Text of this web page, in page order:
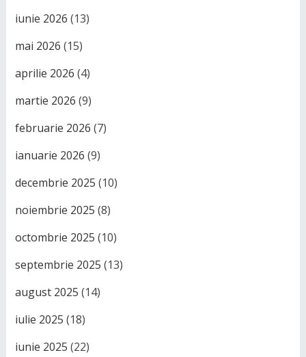
iunie 2026 (13)
mai 2026 (15)
aprilie 2026 (4)
martie 2026 (9)
februarie 2026 (7)
ianuarie 2026 (9)
decembrie 2025 (10)
noiembrie 2025 (8)
octombrie 2025 (10)
septembrie 2025 (13)
august 2025 (14)
iulie 2025 (18)
iunie 2025 (22)